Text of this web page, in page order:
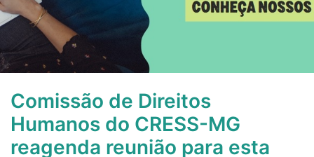
Comissão de Direitos
Humanos do CRESS-MG
reagenda reunião para esta